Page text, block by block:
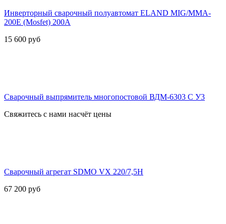
Инверторный сварочный полуавтомат ELAND MIG/MMA-
200E (Mosfet) 200А
15 600 руб
Сварочный выпрямитель многопостовой ВДМ-6303 С У3
Свяжитесь с нами насчёт цены
Сварочный агрегат SDMO VX 220/7,5H
67 200 руб